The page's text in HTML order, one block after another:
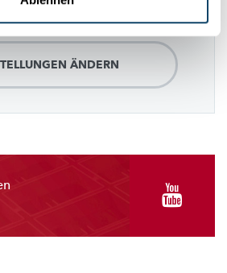
bitte Ihre Einstellungen.
ÄNDERN